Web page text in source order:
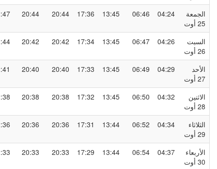
04:24
06:46
13:45
17:36
20:44
20:44
22:47
04:26
06:47
13:45
17:34
20:42
20:42
22:44
04:29
06:49
13:45
17:33
20:40
20:40
22:41
04:32
06:50
13:45
17:32
20:38
20:38
22:38
04:34
06:52
13:44
17:31
20:36
20:36
22:36
04:37
06:54
13:44
17:29
20:33
20:33
22:33